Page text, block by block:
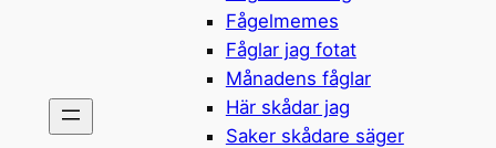
Fågelmemes
Fåglar jag fotat
Månadens fåglar
Här skådar jag
Saker skådare säger